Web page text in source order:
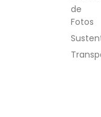
de
Fotos